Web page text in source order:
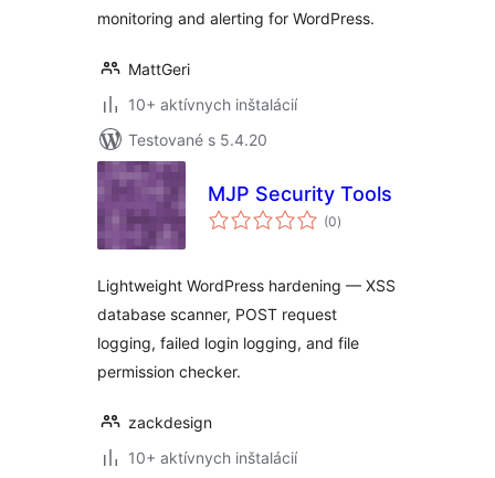
monitoring and alerting for WordPress.
MattGeri
10+ aktívnych inštalácií
Testované s 5.4.20
MJP Security Tools
(0celkové
hodnotenie
)
Lightweight WordPress hardening — XSS
database scanner, POST request
logging, failed login logging, and file
permission checker.
zackdesign
10+ aktívnych inštalácií